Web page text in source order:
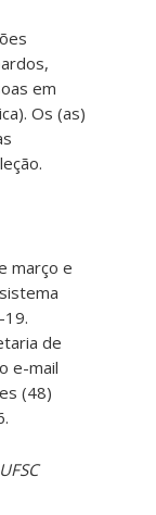
em
Os (as)
março e
de
e-mail
(48)